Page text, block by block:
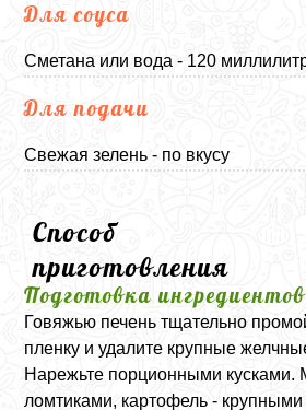
Для соуса
Сметана или вода - 120
Для подачи
Свежая зелень - по вкусу
Способ
приготовления
Подготовка ингредиентов
Говяжью печень тщательно
пленку и удалите крупные
Нарежьте порционными кусками.
ломтиками, картофель - крупными